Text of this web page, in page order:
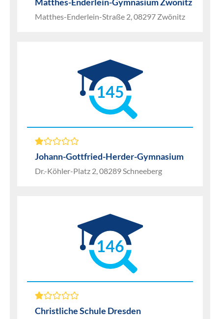
Matthes-Enderlein-Straße 2, 08297 Zwönitz
145
Johann-Gottfried-Herder-Gymnasium
Dr.-Köhler-Platz 2, 08289 Schneeberg
146
Christliche Schule Dresden